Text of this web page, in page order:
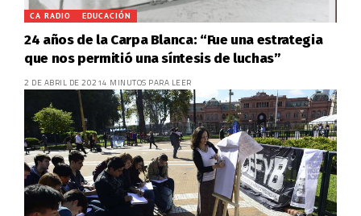
CA RADIO EDUCACIÓN
24 años de la Carpa Blanca: “Fue una estrategia
que nos permitió una síntesis de luchas”
2 DE ABRIL DE 20214 MINUTOS PARA LEER